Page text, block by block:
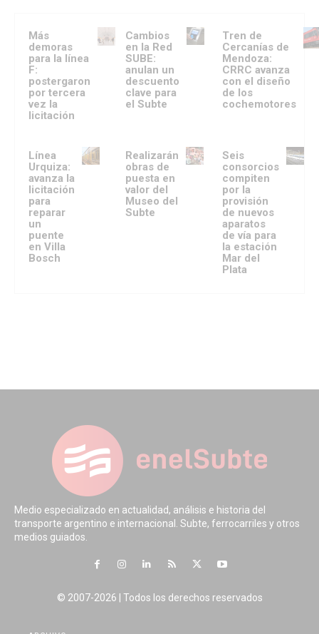
Más
demoras
para la línea
F:
postergaron
por tercera
vez la
licitación
Cambios
en la Red
SUBE:
anulan un
descuento
clave para
el Subte
Tren de
Cercanías de
Mendoza:
CRRC avanza
con el diseño
de los
cochemotores
Línea
Urquiza:
avanza la
licitación
para
reparar
un
puente
en Villa
Bosch
Realizarán
obras de
puesta en
valor del
Museo del
Subte
Seis
consorcios
compiten
por la
provisión
de nuevos
aparatos
de vía para
la estación
Mar del
Plata
Medio especializado en actualidad, análisis e historia del
transporte argentino e internacional. Subte, ferrocarriles y otros
medios guiados.
© 2007-2026 | Todos los derechos reservados